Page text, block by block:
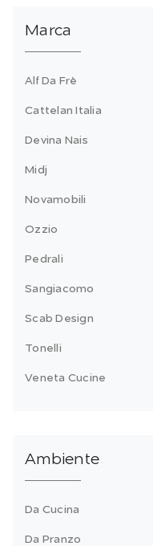
Marca
Alf Da Frè
Cattelan Italia
Devina Nais
Midj
Novamobili
Ozzio
Pedrali
Sangiacomo
Scab Design
Tonelli
Veneta Cucine
Ambiente
Da Cucina
Da Pranzo